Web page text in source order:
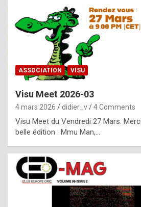
R
o
p
l
c
h
i
ASSOCIATION VISU
Visu Meet 2026-03
4 mars 2026 didier_v 4 Comments
Visu Meet du Vendredi 27 Mars.
belle édition : Mmu Man,…